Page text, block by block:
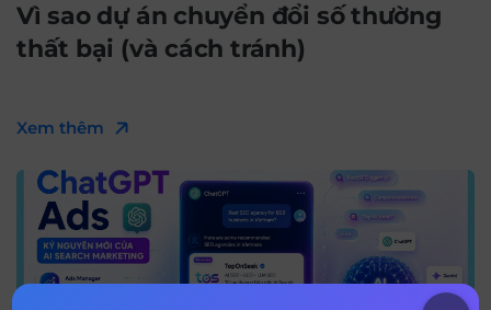
Vì sao dự án chuyển đổi số thường
thất bại (và cách tránh)
Xem thêm